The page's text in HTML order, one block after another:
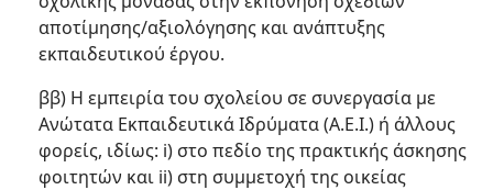
αποτίμησης/αξιολόγησης και ανάπτυξης
εκπαιδευτικού έργου.
ββ) Η εμπειρία του σχολείου σε συνεργασία με
Ανώτατα Εκπαιδευτικά Ιδρύματα (Α.Ε.Ι.) ή άλλους
φορείς, ιδίως: i) στο πεδίο της πρακτικής άσκησης
φοιτητών και ii) στη συμμετοχή της οικείας